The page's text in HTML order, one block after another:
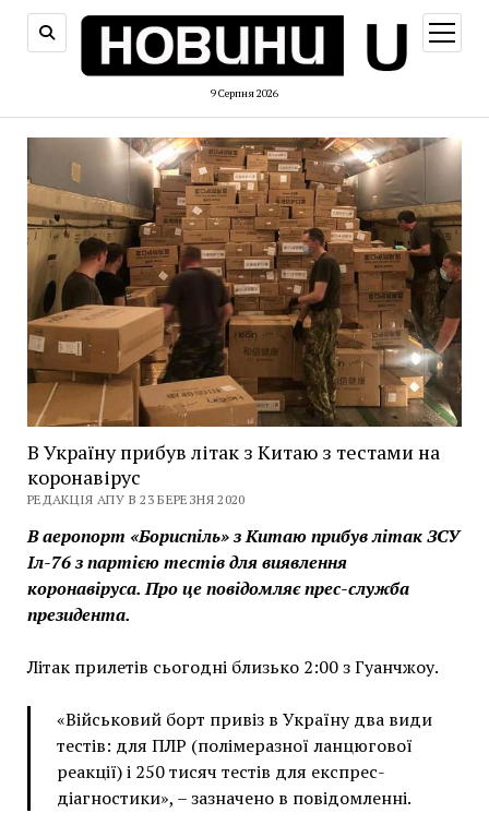
9 Серпня 2026
меню
В Україну прибув літак з Китаю з тестами на
коронавірус
РЕДАКЦІЯ АПУ В 23 БЕРЕЗНЯ 2020
В аеропорт «Бориспіль» з Китаю прибув літак ЗСУ
Іл-76 з партією тестів для виявлення
коронавіруса. Про це повідомляє прес-служба
президента.
Літак прилетів сьогодні близько 2:00 з Гуанчжоу.
«Військовий борт привіз в Україну два види
тестів: для ПЛР (полімеразної ланцюгової
реакції) і 250 тисяч тестів для експрес-
діагностики», – зазначено в повідомленні.